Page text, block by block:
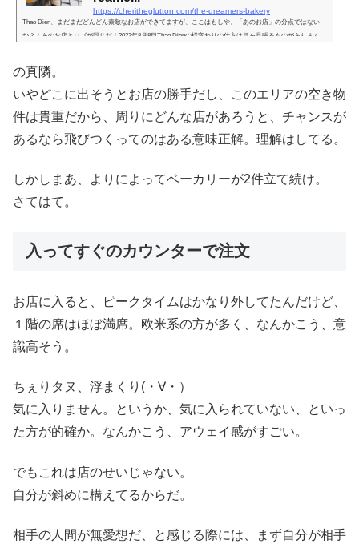
https://cheritheglutton.com/the-dreamers-bakery
Thao Dien、まだまだどんどん素敵なお店ができてますが、ここはもしや、「あのお店」の分点ではない
か？！あのお店とロゴが同じだ！2023年8月8日Thao Dienの様変わりの仕方は目を見張るものがあります
うおっ。このロゴはっ。１区にある、コーヒーシフォンが美味しいお店と同じではないか？！映え狙いの
お店の作りとケーキのデザイン...
の真隣。
いやどこに出そうとお店の勝手だし、このエリアの空き物
件は貴重だから、周りにどんな店があろうと、チャンスが
あるなら飛びつくってのはある意味正解。理解はしてる。
しかしまあ、よりによってベーカリーが2件立て続け。
さてはて。
入ってすぐのカウンターで注文
お店に入ると、ピークタイムはかなり外してたんだけど、
１階の席はほぼ満席。欧米系の方が多く、なんかこう、意
識高そう。
ちぇりタヌ、浮まくり(・∀・）
気に入りません。というか、気に入られていない、といっ
た方が的確か。なんかこう、アウェイ感がすごい。
でもこれは店のせいじゃない。
自分が斜めに構えてるからだ。
相手の人間が無愛想だ、と感じる際には、まず自分が相手